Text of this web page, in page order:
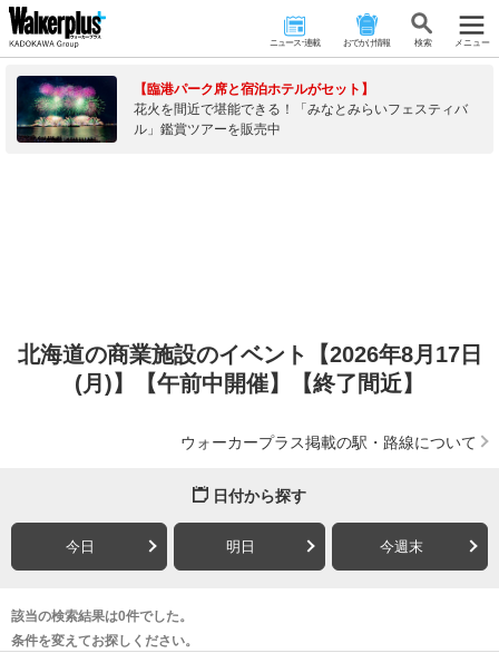
ニュース･連載 おでかけ情報 検 索 メニュー
【臨港パーク席と宿泊ホテルがセット】
花火を間近で堪能できる！「みなとみらいフェスティバ
ル」鑑賞ツアーを販売中
北海道の商業施設のイベント【2026年8月17日
(月)】【午前中開催】【終了間近】
ウォーカープラス掲載の駅・路線について
日付から探す
今日 明日 今週末
該当の検索結果は0件でした。
条件を変えてお探しください。